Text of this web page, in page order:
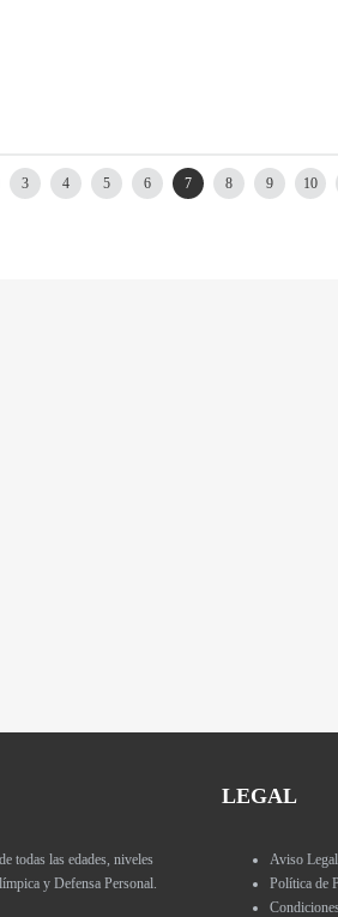
3 4 5 6 7 8 9 10
todas las edades, niveles
y Defensa Personal.
LEGAL
Aviso Legal
Política de